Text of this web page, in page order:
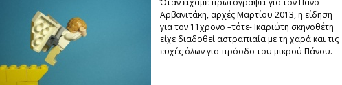
Όταν είχαμε πρωτογράψει για τον Πάνο
Αρβανιτάκη, αρχές Μαρτίου 2013, η είδηση
για τον 11χρονο –τότε- Ικαριώτη σκηνοθέτη
είχε διαδοθεί αστραπιαία με τη χαρά και τις
ευχές όλων για πρόοδο του μικρού Πάνου.